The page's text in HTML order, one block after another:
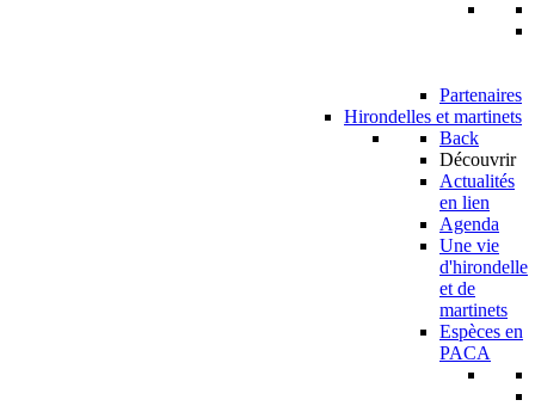
Partenaires
Hirondelles et martinets
Back
Découvrir
Actualités
en lien
Agenda
Une vie
d'hirondelle
et de
martinets
Espèces en
PACA